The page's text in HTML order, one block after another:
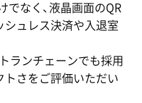
でなく、液晶画面のQR
シュレス決済や入退室
ランチェーンでも採用
トさをご評価いただい